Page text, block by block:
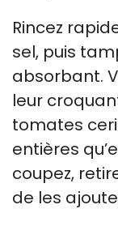
Rincez
sel, puis
absorbant.
leur
tomates
entières
coupez,
de les